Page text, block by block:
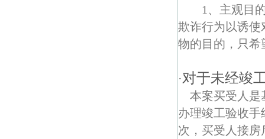
1、主观目
欺诈行为以诱使
物的目的，只希
·对于未经竣
本案买受人是
办理竣工验收
次，买受人接